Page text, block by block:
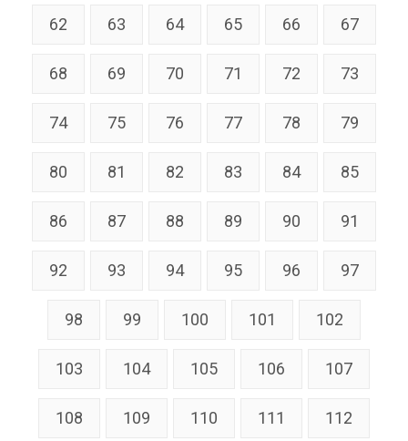
62 63 64 65 66 67
68 69 70 71 72 73
74 75 76 77 78 79
80 81 82 83 84 85
86 87 88 89 90 91
92 93 94 95 96 97
98 99 100 101 102
103 104 105 106 107
108 109 110 111 112